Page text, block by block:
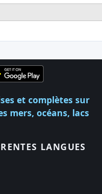
et complètes sur
mers, océans, lacs
LANGUES